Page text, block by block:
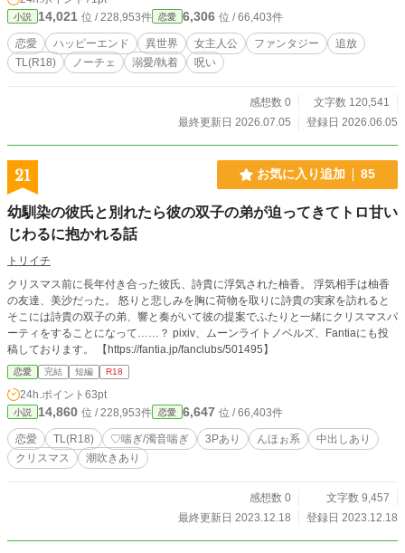
自分では彼に後継ぎを残してやれない。フレデリカは呪いを解く方法を探し始
める。 解呪探しに奔走するフレデリカを静観していたゼインだったが、自分
のために頑張るフレデリカを愛しく思うようになる。 呪いは解けるのか。解
けた先、二人の未来はいかに――。 不能の呪いに振り回される絶倫辺境伯と
不遇な王女の恋物語。 ■Ｒシーンには♡をつけています。
小説 14,021 位 / 228,953件 恋愛 6,306 位 / 66,403件
恋愛 ハッピーエンド 異世界 女主人公 ファンタジー
追放
TL(R18)
ノーチェ 溺愛/執着 呪い
感想数 0
文字数 120,541
最終更新日 2026.07.05
登録日 2026.06.05
21 お気に入り追加 85
幼馴染の彼氏と別れたら彼の双子の弟が迫ってきてトロ甘い
じわるに抱かれる話
トリイチ
クリスマス前に長年付き合った彼氏、詩貴に浮気された柚香。 浮気相手は柚香
の友達、美沙だった。 怒りと悲しみを胸に荷物を取りに詩貴の実家を訪れると
そこには詩貴の双子の弟、響と奏がいて彼の提案でふたりと一緒にクリスマスパ
ーティをすることになって……？ pixiv、ムーンライトノベルズ、Fantiaにも投
稿しております。 【https://fantia.jp/fanclubs/501495】
恋愛 完結 短編 R18
24h.ポイント 63pt
小説 14,860 位 / 228,953件 恋愛 6,647 位 / 66,403件
恋愛 TL(R18) ♡喘ぎ/濁音喘ぎ 3Pあり んほぉ系
中出しあり
クリスマス
潮吹きあり
感想数 0
文字数 9,457
最終更新日 2023.12.18
登録日 2023.12.18